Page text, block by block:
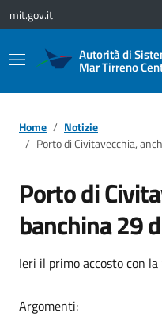
Vai ai contenuti
Vai al footer
mit.gov.it
Autorità di
Mar Tirreno
Home
Notizie
Porto di Civitavecchia,
Porto di
banchina 29
Ieri il primo accosto con la
Argomenti: